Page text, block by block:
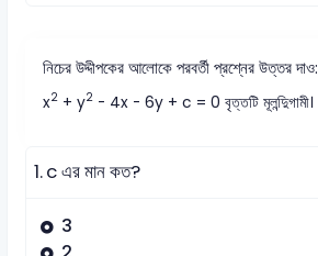
নিচের উদ্দীপকের আলোকে পরবর্তী প্রশ্নের উত্তর দাও:
x2 + y2 - 4x - 6y + c = 0 বৃত্তটি মূলন্দুিগামী।
1.c এর মান কত?
3